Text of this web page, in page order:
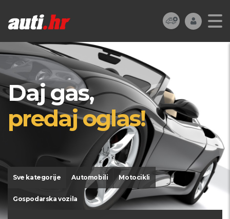
Daj gas,
predaj oglas!
Sve kategorije Automobili Motocikli
Gospodarska vozila